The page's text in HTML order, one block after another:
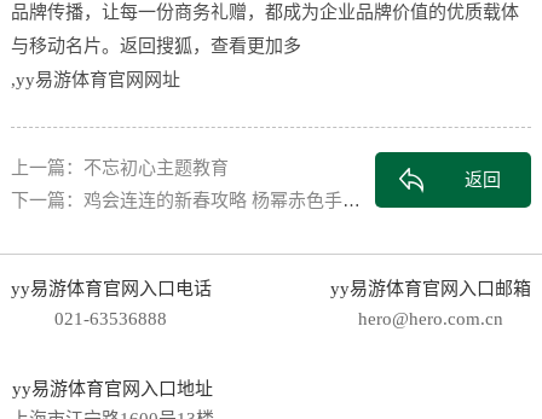
品牌传播，让每一份商务礼赠，都成为企业品牌价值的优质载体
与移动名片。返回搜狐，查看更加多
,yy易游体育官网网址
上一篇：不忘初心主题教育
下一篇：鸡会连连的新春攻略 杨幂赤色手袋敞开新年隆运
返回
yy易游体育官网入口电话
021-63536888
yy易游体育官网入口邮箱
hero@hero.com.cn
yy易游体育官网入口地址